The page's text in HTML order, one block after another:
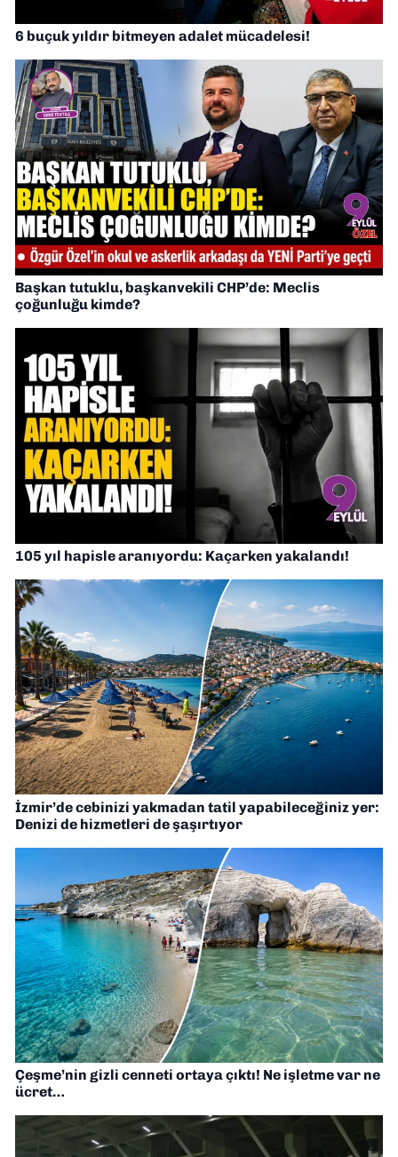
6 buçuk yıldır bitmeyen adalet mücadelesi!
Başkan tutuklu, başkanvekili CHP’de: Meclis
çoğunluğu kimde?
105 yıl hapisle aranıyordu: Kaçarken yakalandı!
İzmir’de cebinizi yakmadan tatil yapabileceğiniz yer:
Denizi de hizmetleri de şaşırtıyor
Çeşme’nin gizli cenneti ortaya çıktı! Ne işletme var ne
ücret…